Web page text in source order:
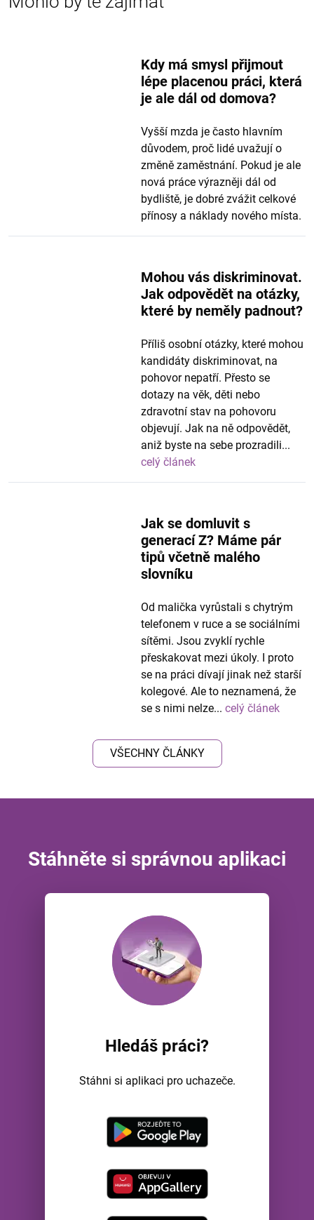
Kdy má smysl přijmout
lépe placenou práci, která
je ale dál od domova?
Vyšší mzda je často hlavním
důvodem, proč lidé uvažují o
změně zaměstnání. Pokud je ale
nová práce výrazněji dál od
bydliště, je dobré zvážit celkové
přínosy a náklady nového místa.
Mohou vás diskriminovat.
Jak odpovědět na otázky,
které by neměly padnout?
Příliš osobní otázky, které mohou
kandidáty diskriminovat, na
pohovor nepatří. Přesto se
dotazy na věk, děti nebo
zdravotní stav na pohovoru
objevují. Jak na ně odpovědět,
aniž byste na sebe prozradili...
celý článek
Jak se domluvit s
generací Z? Máme pár
tipů včetně malého
slovníku
Od malička vyrůstali s chytrým
telefonem v ruce a se sociálními
sítěmi. Jsou zvyklí rychle
přeskakovat mezi úkoly. I proto
se na práci dívají jinak než starší
kolegové. Ale to neznamená, že
se s nimi nelze... celý článek
VŠECHNY ČLÁNKY
Stáhněte si správnou aplikaci
Hledáš práci?
Stáhni si aplikaci pro uchazeče.